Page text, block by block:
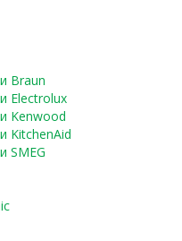
Braun
Electrolux
Kenwood
KitchenAid
SMEG